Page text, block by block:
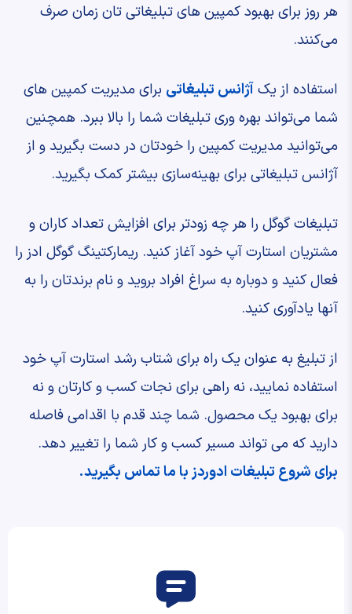
هر روز برای بهبود کمپین های تبلیغاتی تان زمان صرف
می‌کنند.
استفاده از یکآژانس تبلیغاتیبرای مدیریت کمپین ‌های
شما می‌تواند بهره وری تبلیغات شما را بالا ببرد. همچنین
می‌توانید مدیریت کمپین را خودتان در دست بگیرید و از
آژانس تبلیغاتی برای بهینه‌سازی بیشتر کمک بگیرید.
تبلیغات گوگل را هر چه زودتر برای افزایش تعداد کاران و
مشتریان استارت آپ خود آغاز کنید. ریمارکتینگ گوگل ادز را
فعال کنید و دوباره به سراغ افراد بروید و نام برندتان را به
آنها یادآوری کنید.
از تبلیغ به عنوان یک راه برای شتاب رشد استارت آپ خود
استفاده نمایید، نه راهی برای نجات کسب و کارتان و نه
برای بهبود یک محصول. شما چند قدم با اقدامی فاصله
دارید که می‌ تواند مسیر کسب و کار شما را تغییر دهد.
برای شروع تبلیغات ادوردز با ما تماس بگیرید.